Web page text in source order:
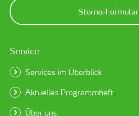
Storno-Formular
Service
Services im Überblick
Aktuelles Programmheft
Über uns